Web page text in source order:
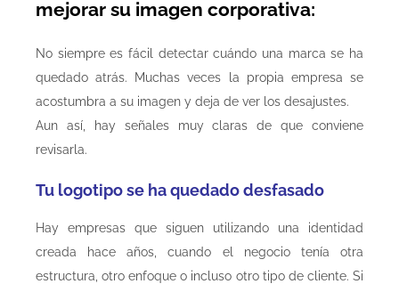
mejorar su imagen corporativa:
No siempre es fácil detectar cuándo una marca se ha
quedado atrás. Muchas veces la propia empresa se
acostumbra a su imagen y deja de ver los desajustes.
Aun así, hay señales muy claras de que conviene
revisarla.
Tu logotipo se ha quedado desfasado
Hay empresas que siguen utilizando una identidad
creada hace años, cuando el negocio tenía otra
estructura, otro enfoque o incluso otro tipo de cliente. Si